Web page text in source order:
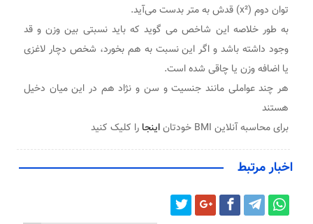
توان دوم (x²) قدش به متر بدست می‌آید.
به طور خلاصه این شاخص می گوید که باید نسبتی بین وزن و قد
وجود داشته باشد و اگر این نسبت به هم بخورد، شخص دچار لاغزی
یا اضافه وزن یا چاقی شده است.
هر چند عواملی مانند جنسیت و سن و نژاد هم در این میان دخیل
هستند
برای محاسبه آنلاین BMI خودتان
اینجا را کلیک کنید
اخبار مرتبط